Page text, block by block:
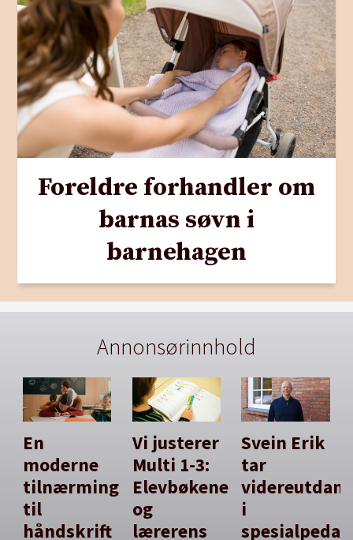
Foreldre forhandler om
barnas søvn i
barnehagen
Annonsørinnhold
En
moderne
tilnærming
til
håndskrift
Vi justerer
Multi 1-3:
Elevbøkene
og
lærerens
Svein Erik
tar
i